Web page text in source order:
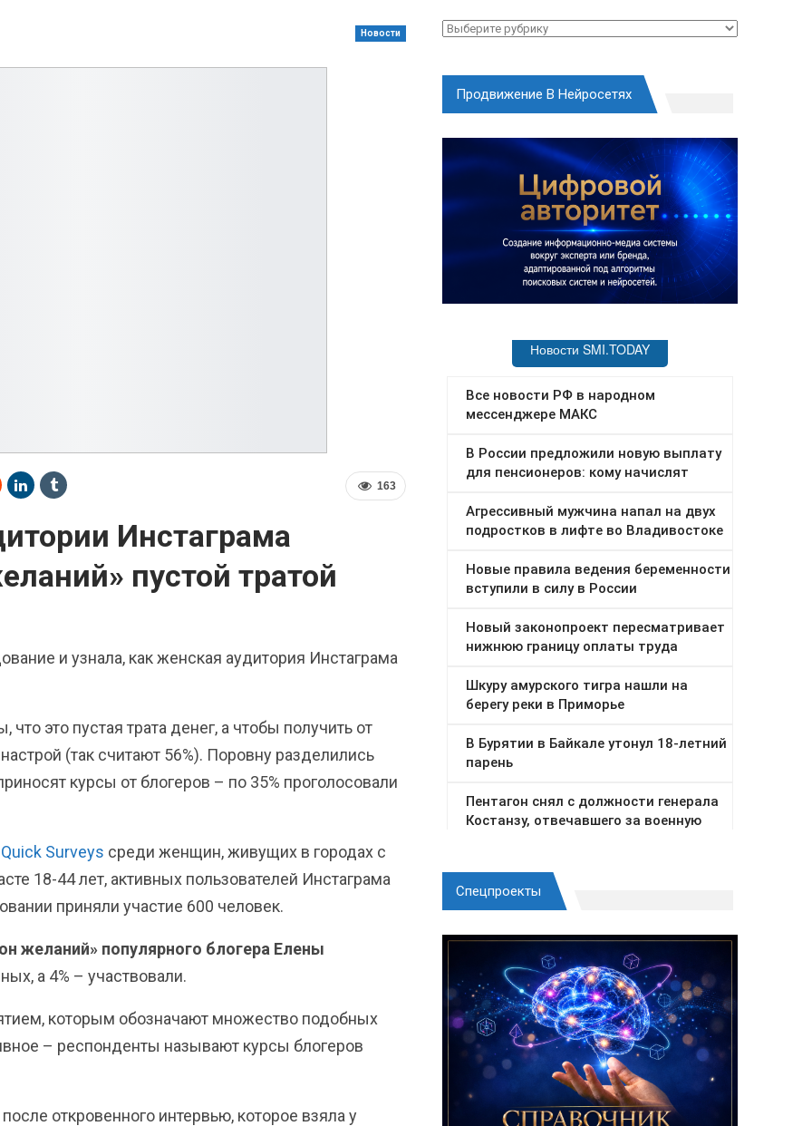
Новости
163
Инстаграма
пустой тратой
и узнала, как женская аудитория Инстаграма
это пустая трата денег, а чтобы получить от
(так считают 56%). Поровну разделились
курсы от блогеров – по 35% проголосовали
Quick Surveys среди женщин, живущих в городах с
18-44 лет, активных пользователей Инстаграма
приняли участие 600 человек.
желаний» популярного блогера Елены
а 4% – участвовали.
которым обозначают множество подобных
– респонденты называют курсы блогеров
откровенного интервью, которое взяла у
Рубрики
Продвижение В Нейросетях
Спецпроекты